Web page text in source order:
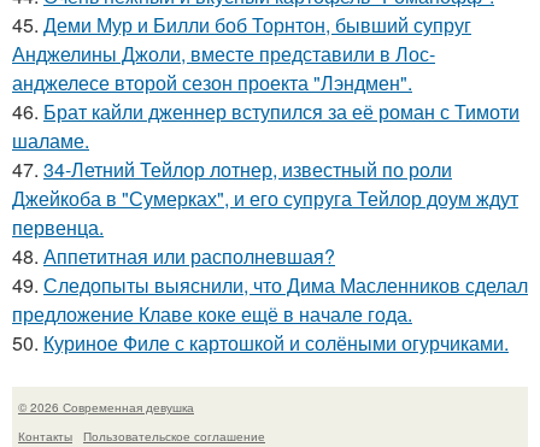
45. Деми Мур и Билли боб Торнтон, бывший супруг
Анджелины Джоли, вместе представили в Лос-
анджелесе второй сезон проекта "Лэндмен".
46. Брат кайли дженнер вступился за её роман с Тимоти
шаламе.
47. 34-Летний Тейлор лотнер, известный по роли
Джейкоба в "Сумерках", и его супруга Тейлор доум ждут
первенца.
48. Аппетитная или располневшая?
49. Следопыты выяснили, что Дима Масленников сделал
предложение Клаве коке ещё в начале года.
50. Куриное Филе с картошкой и солёными огурчиками.
© 2026 Современная девушка
Контакты
Пользовательское соглашение